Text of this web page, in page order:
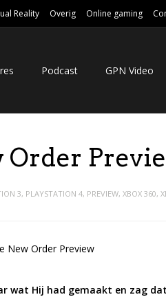
Reality Overig Online gaming
Podcast GPN Video
3, PLAYSTATION 4, PREVIEW, XBOX 360,
wat Hij had gemaakt en zag